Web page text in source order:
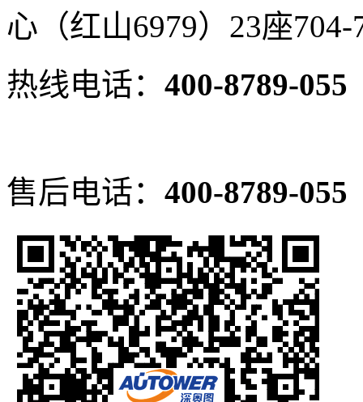
心（红山6979）23座704-
热线电话： 400-8789-055
售后电话： 400-8789-055